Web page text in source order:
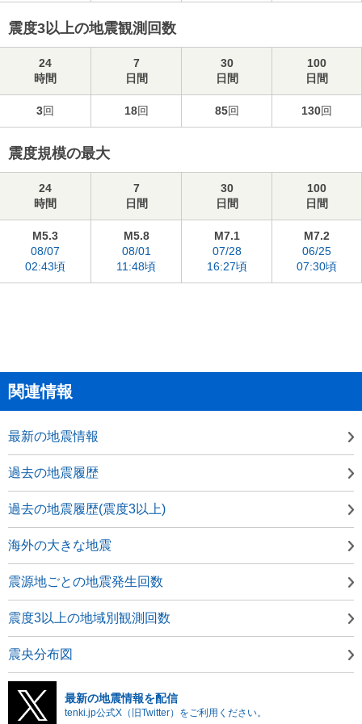
震度3以上の地震観測回数
24
時間
7
日間
30
日間
100
日間
3回 18回 85回 130回
震度規模の最大
24
時間
7
日間
30
日間
100
日間
M5.3
08/07
02:43頃
M5.8
08/01
11:48頃
M7.1
07/28
16:27頃
M7.2
06/25
07:30頃
関連情報
最新の地震情報
過去の地震履歴
過去の地震履歴(震度3以上)
海外の大きな地震
震源地ごとの地震発生回数
震度3以上の地域別観測回数
震央分布図
最新の地震情報を配信
tenki.jp公式X（旧Twitter）をご利用ください。